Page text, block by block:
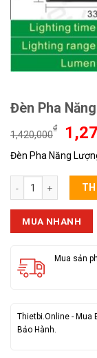
Đèn Pha
1,420,000
₫
Giá
gốc
là:
Đèn Pha Năng
Đèn Pha Năng
MUA NHANH
Mua sản
Thietbi.Online - Mua
Bảo Hành.